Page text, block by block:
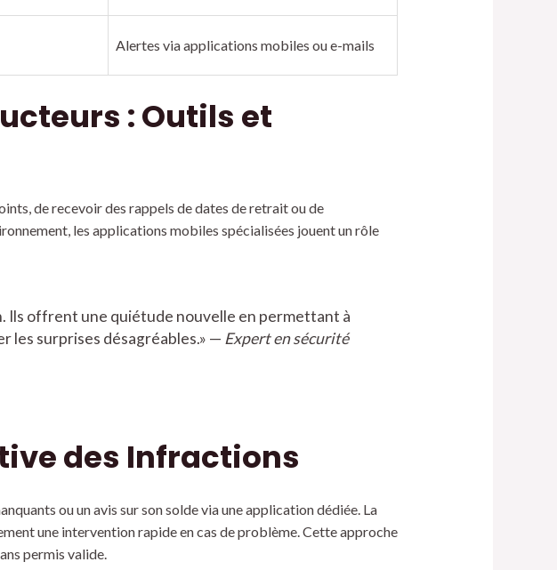
Alertes via applications mobiles ou e-mails
: Outils et
de recevoir des rappels de dates de retrait ou de
les applications mobiles spécialisées jouent un rôle
Ils offrent une quiétude nouvelle en permettant à
les surprises désagréables.» — Expert en sécurité
des Infractions
ou un avis sur son solde via une application dédiée. La
une intervention rapide en cas de problème. Cette approche
permis valide.